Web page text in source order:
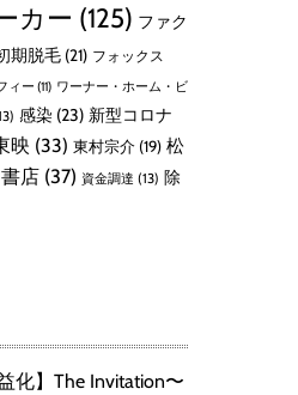
カー (125) ファク
期脱毛 (21) フォックス
ィー (11) ワーナー・ホーム・ビ
感染 (23) 新型コロナ
映 (33) 東村宗介 (19) 松
店 (37) 資金調達 (13) 除
化】The Invitation〜